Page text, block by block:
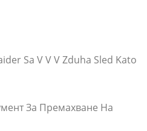
Sa V V V Zduha Sled Kato
За Премахване На